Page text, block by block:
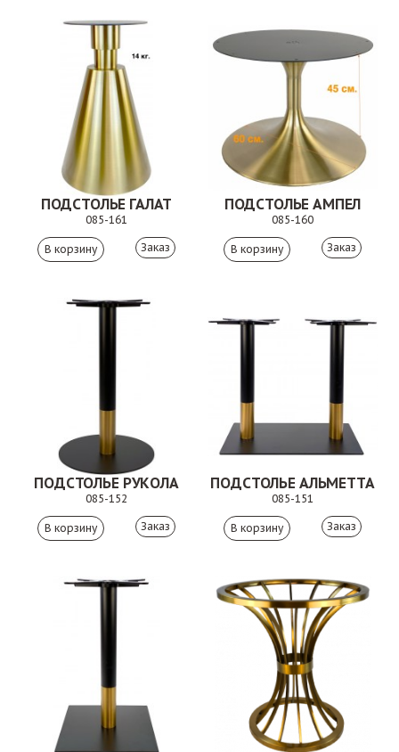
ПОДСТОЛЬЕ ГАЛАТ
085-161
Заказ
ПОДСТОЛЬЕ АМПЕЛ
085-160
Заказ
ПОДСТОЛЬЕ РУКОЛА
085-152
Заказ
ПОДСТОЛЬЕ АЛЬМЕТТА
085-151
Заказ